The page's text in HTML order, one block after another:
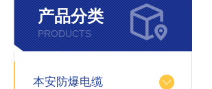
产品分类
PRODUCTS
本安防爆电缆